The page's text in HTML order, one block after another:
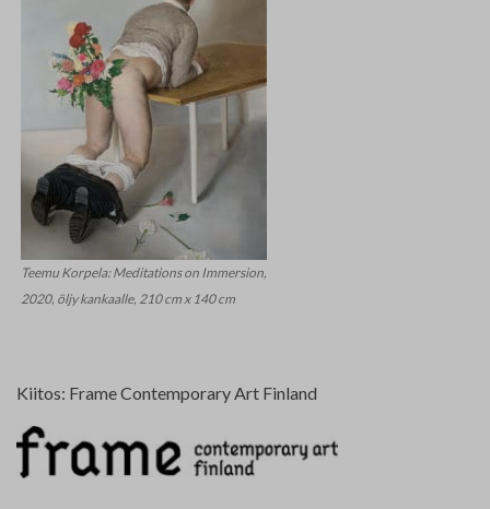
Teemu Korpela: Meditations on Immersion,
2020, öljy kankaalle, 210 cm x 140 cm
Kiitos: Frame Contemporary Art Finland